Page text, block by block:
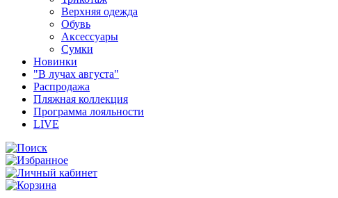
Верхняя одежда
Обувь
Аксессуары
Сумки
Новинки
"В лучах августа"
Распродажа
Пляжная коллекция
Программа лояльности
LIVE